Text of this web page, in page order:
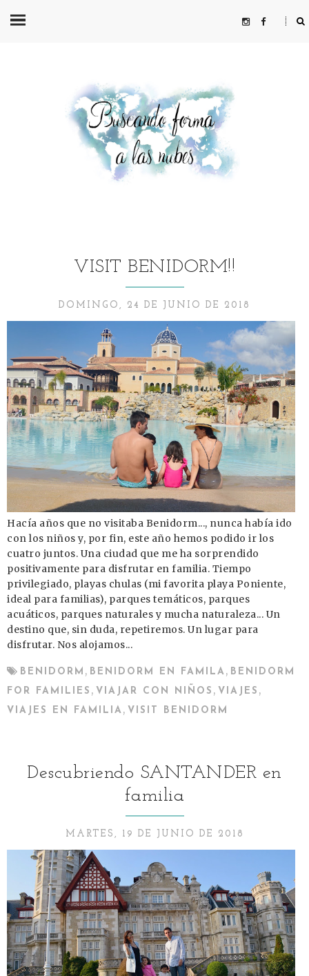
VISIT BENIDORM!!
DOMINGO, 24 DE JUNIO DE 2018
Hacía años que no visitaba Benidorm..., nunca había ido
con los niños y, por fin, este año hemos podido ir los
cuatro juntos. Una ciudad que me ha sorprendido
positivamente para disfrutar en familia. Tiempo
privilegiado, playas chulas (mi favorita playa Poniente,
ideal para familias), parques temáticos, parques
acuáticos, parques naturales y mucha naturaleza... Un
destino que, sin duda, repetiremos. Un lugar para
disfrutar. Nos alojamos...
BENIDORM , BENIDORM EN FAMILA , BENIDORM
FOR FAMILIES , VIAJAR CON NIÑOS , VIAJES ,
VIAJES EN FAMILIA , VISIT BENIDORM
Descubriendo SANTANDER en
familia
MARTES, 19 DE JUNIO DE 2018